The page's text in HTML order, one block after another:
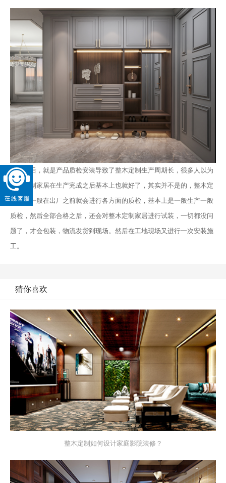
最后，就是产品质检安装导致了整木定制生产周期长，很多人以为
整木定制家居在生产完成之后基本上也就好了，其实并不是的，整木定
制产品一般在出厂之前就会进行各方面的质检，基本上是一般生产一般
质检，然后全部合格之后，还会对整木定制家居进行试装，一切都没问
题了，才会包装，物流发货到现场。然后在工地现场又进行一次安装施
工。
猜你喜欢
整木定制如何设计家庭影院装修？